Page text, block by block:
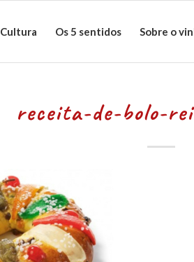
Cultura Os 5 sentidos Sobre o
receita-de-bolo-